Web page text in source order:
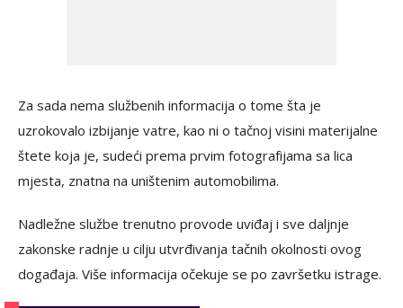
Za sada nema službenih informacija o tome šta je
uzrokovalo izbijanje vatre, kao ni o tačnoj visini materijalne
štete koja je, sudeći prema prvim fotografijama sa lica
mjesta, znatna na uništenim automobilima.
Nadležne službe trenutno provode uviđaj i sve daljnje
zakonske radnje u cilju utvrđivanja tačnih okolnosti ovog
događaja. Više informacija očekuje se po završetku istrage.